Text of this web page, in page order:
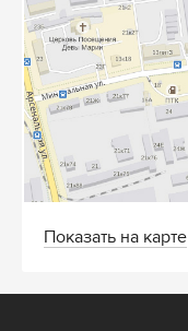
Показать на карте